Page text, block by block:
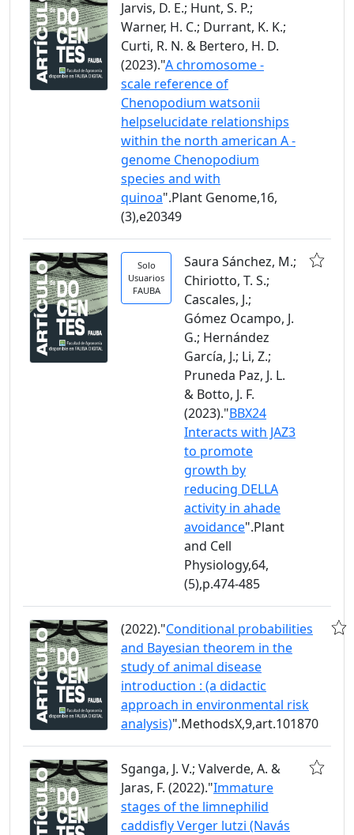
Jarvis, D. E.; Hunt, S. P.;
Warner, H. C.; Durrant, K. K.;
Curti, R. N. & Bertero, H. D.
(2023)."A chromosome -
scale reference of
Chenopodium watsonii
helpselucidate relationships
within the north american A -
genome Chenopodium
species and with
quinoa".Plant Genome,16,
(3),e20349
Solo
Usuarios
FAUBA
Saura Sánchez, M.;
Chiriotto, T. S.;
Cascales, J.;
Gómez Ocampo, J.
G.; Hernández
García, J.; Li, Z.;
Pruneda Paz, J. L.
& Botto, J. F.
(2023)."BBX24
Interacts with JAZ3
to promote
growth by
reducing DELLA
activity in ahade
avoidance".Plant
and Cell
Physiology,64,
(5),p.474-485
(2022)."Conditional probabilities
and Bayesian theorem in the
study of animal disease
introduction : (a didactic
approach in environmental risk
analysis)".MethodsX,9,art.101870
Sganga, J. V.; Valverde, A. &
Jaras, F. (2022)."Immature
stages of the limnephilid
caddisfly Verger lutzi (Navás